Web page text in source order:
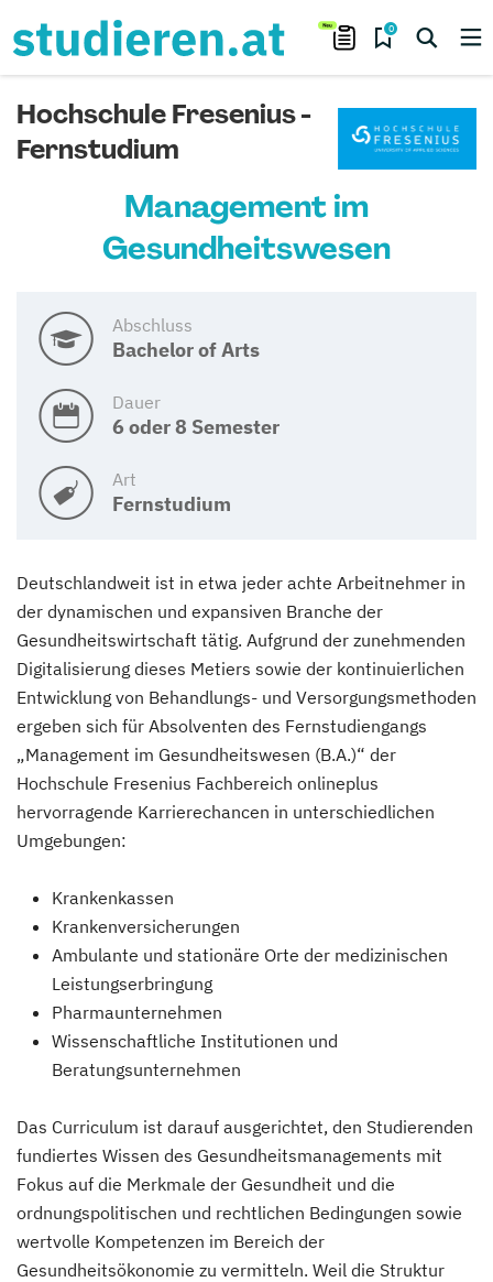
0
Hochschule Fresenius -
Fernstudium
Management im
Gesundheitswesen
Abschluss
Bachelor of Arts
Dauer
6 oder 8 Semester
Art
Fernstudium
Deutschlandweit ist in etwa jeder achte Arbeitnehmer in
der dynamischen und expansiven Branche der
Gesundheitswirtschaft tätig. Aufgrund der zunehmenden
Digitalisierung dieses Metiers sowie der kontinuierlichen
Entwicklung von Behandlungs- und Versorgungsmethoden
ergeben sich für Absolventen des Fernstudiengangs
„Management im Gesundheitswesen (B.A.)“ der
Hochschule Fresenius Fachbereich onlineplus
hervorragende Karrierechancen in unterschiedlichen
Umgebungen:
Krankenkassen
Krankenversicherungen
Ambulante und stationäre Orte der medizinischen
Leistungserbringung
Pharmaunternehmen
Wissenschaftliche Institutionen und
Beratungsunternehmen
Das Curriculum ist darauf ausgerichtet, den Studierenden
fundiertes Wissen des Gesundheitsmanagements mit
Fokus auf die Merkmale der Gesundheit und die
ordnungspolitischen und rechtlichen Bedingungen sowie
wertvolle Kompetenzen im Bereich der
Gesundheitsökonomie zu vermitteln. Weil die Struktur